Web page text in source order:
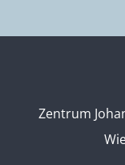
Zentrum